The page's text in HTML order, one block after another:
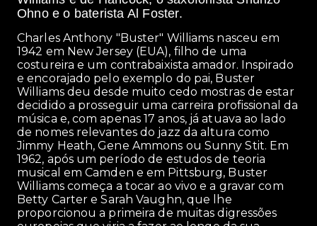
Ohno e o baterista Al Foster.
Charles Anthony "Buster" Williams nasceu em
1942 em New Jersey (EUA), filho de uma
costureira e um contrabaixista amador. Inspirado
e encorajado pelo exemplo do pai, Buster
Williams deu desde muito cedo mostras de estar
decidido a prosseguir uma carreira profissional da
música e, com apenas 17 anos, já atuava ao lado
de nomes relevantes do jazz da altura como
Jimmy Heath, Gene Ammons ou Sunny Stit. Em
1962, após um período de estudos de teoria
musical em Camden e em Pittsburg, Buster
Williams começa a tocar ao vivo e a gravar com
Betty Carter e Sarah Vaughn, que lhe
proporcionou a primeira de muitas digressões